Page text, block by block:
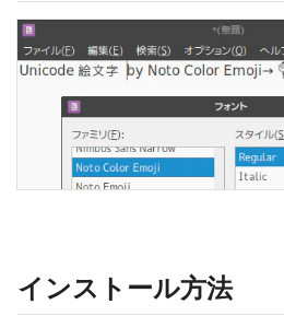
インストール方法